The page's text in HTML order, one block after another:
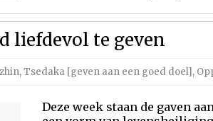
liefdevol te geven
,Tsedaka [geven aan een goed doel],
Deze week staan de gaven